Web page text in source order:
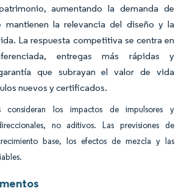
aumentando la demanda de
mantienen la relevancia del diseño y la
La respuesta competitiva se centra en
entregas más rápidas y
que subrayan el valor de vida
nuevos y certificados.
consideran los impactos de impulsores y
no aditivos. Las previsiones de
base, los efectos de mezcla y las